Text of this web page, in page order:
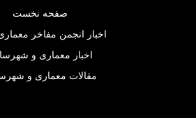
صفحه نخست
اخبار انجمن مفاخر معماری ایران
اخبار معماری و شهرسازی
مقالات معماری و شهرسازی